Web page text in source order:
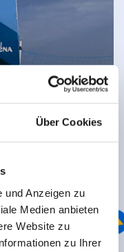
Über Cookies
und Anzeigen zu
Medien anbieten
Website zu
zu Ihrer